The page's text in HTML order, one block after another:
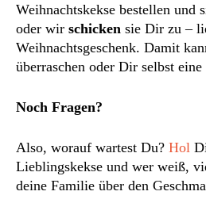
Weihnachtskekse bestellen und
oder wir schicken sie Dir zu –
Weihnachtsgeschenk. Damit
überraschen oder Dir selbst eine
Noch Fragen?
Also, worauf wartest Du? Hol
Lieblingskekse und wer weiß,
deine Familie über den